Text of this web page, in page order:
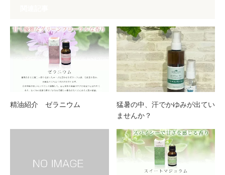
精油紹介 ゼラニウム
猛暑の中、汗でかゆみが出てい
ませんか？